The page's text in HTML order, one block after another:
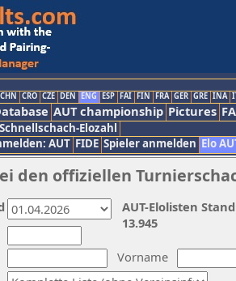
CHN CRO CZE DEN ENG ESP FAI FIN FRA GER GRE INA
AUT championship Pictures
Schnellschach-Elozahl
AUT FIDE Spieler anmelden Elo
den offiziellen
Vorname
AUT-Elolisten
13.945